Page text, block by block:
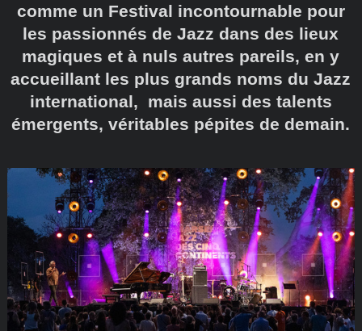
comme un Festival incontournable pour
les passionnés de Jazz dans des lieux
magiques et à nuls autres pareils, en y
accueillant les plus grands noms du Jazz
international, mais aussi des talents
émergents, véritables pépites de demain.